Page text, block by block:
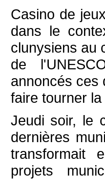
Casino de
dans le
clunysiens au
de
annoncés ces
faire tourner la
Jeudi soir, le
dernières
transformait
projets